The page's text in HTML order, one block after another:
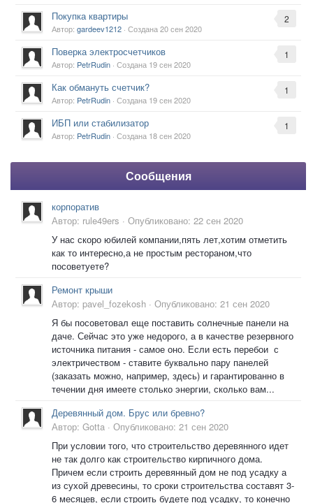
2
Покупка квартиры
Автор: gardeev1212 · Создана20 сен 2020
1
Поверка электросчетчиков
Автор: PetrRudin · Создана 19 сен 2020
1
Как обмануть счетчик?
Автор: PetrRudin · Создана 19 сен 2020
1
ИБП или стабилизатор
Автор: PetrRudin · Создана 18 сен 2020
Сообщения
корпоратив
Автор: rule49ers · Опубликовано: 22 сен 2020
У нас скоро юбилей компании,пять лет,хотим отметить
как то интересно,а не простым рестораном,что
посоветуете?
Ремонт крыши
Автор: pavel_fozekosh · Опубликовано: 21 сен 2020
Я бы посоветовал еще поставить солнечные панели на
даче. Сейчас это уже недорого, а в качестве резервного
источника питания - самое оно. Если есть перебои с
электричеством - ставите буквально пару панелей
(заказать можно, например, здесь) и гарантированно в
течении дня имеете столько энергии, сколько вам...
Деревянный дом. Брус или бревно?
Автор: Gotta · Опубликовано: 21 сен 2020
При условии того, что строительство деревянного идет
не так долго как строительство кирпичного дома.
Причем если строить деревянный дом не под усадку а
из сухой древесины, то сроки строительства составят 3-
6 месяцев, если строить будете под усадку, то конечно